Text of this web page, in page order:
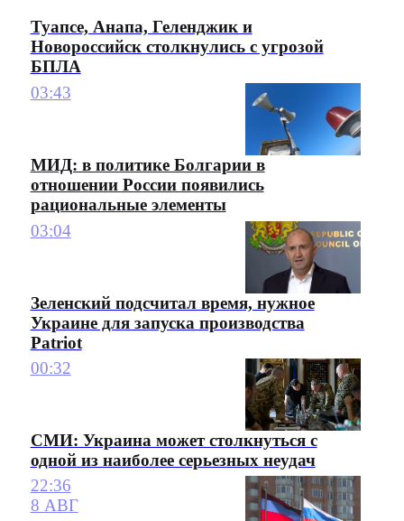
Туапсе, Анапа, Геленджик и
Новороссийск столкнулись с угрозой
БПЛА
03:43
МИД: в политике Болгарии в
отношении России появились
рациональные элементы
03:04
Зеленский подсчитал время, нужное
Украине для запуска производства
Patriot
00:32
СМИ: Украина может столкнуться с
одной из наиболее серьезных неудач
22:36
8 АВГ